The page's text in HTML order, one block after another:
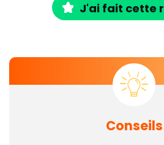
J'ai fait cette
Conseils